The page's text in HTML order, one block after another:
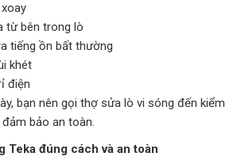
từ bên trong lò
tiếng ồn bất thường
khét
điện
bạn nên gọi thợ sửa lò vi sóng đến kiểm
bảo an toàn.
Teka đúng cách và an toàn